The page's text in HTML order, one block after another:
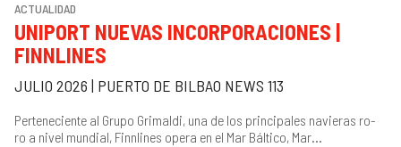
ACTUALIDAD
UNIPORT NUEVAS INCORPORACIONES |
FINNLINES
JULIO 2026 | PUERTO DE BILBAO NEWS 113
Perteneciente al Grupo Grimaldi, una de los principales navieras ro-
ro a nivel mundial, Finnlines opera en el Mar Báltico, Mar...